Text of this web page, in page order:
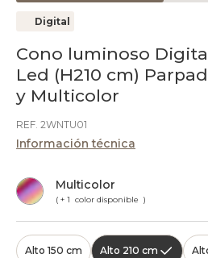
Digital
Cono luminoso
Led (H210 cm)
y Multicolor
REF. 2WNTU01
Información técnica
Multicolor
( + 1 color disponible )
Alto 150 cm Alto 210 cm